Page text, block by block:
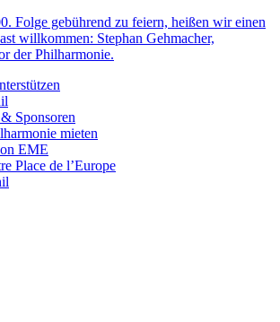
Folge gebührend zu feiern, heißen wir einen
willkommen: Stephan Gehmacher,
der Philharmonie.
Sponsoren
mieten
EME
Place de l’Europe